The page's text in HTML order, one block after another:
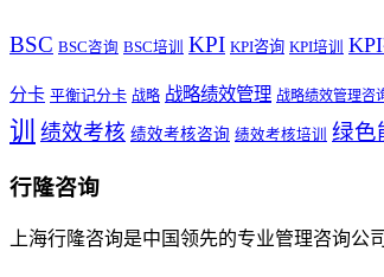
BSC BSC咨询 BSC培训 KPI KPI咨询 KPI培训
分卡 平衡记分卡 战略 战略绩效管理 战略绩效管理咨
训 绩效考核 绩效考核咨询 绩效考核培训 绿色
行隆咨询
上海行隆咨询是中国领先的专业管理咨询公